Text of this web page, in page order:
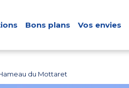
Bons plans Vos envies
du Mottaret